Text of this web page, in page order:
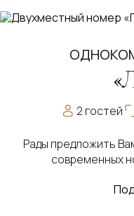
2 гостей
Рады предложить
современных